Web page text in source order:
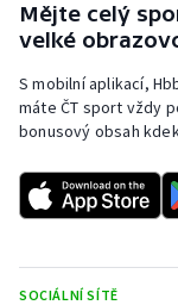
Mějte celý
velké
S mobilní aplikací,
máte ČT sport vždy
bonusový obsah
SOCIÁLNÍ SÍTĚ